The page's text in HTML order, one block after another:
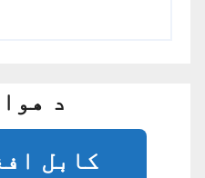
د
کابل